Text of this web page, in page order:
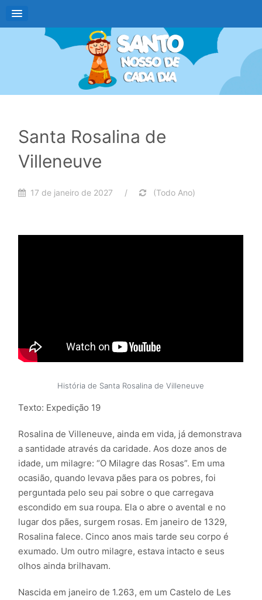
Santa Rosalina de
Villeneuve
17 de janeiro de 2027 / (Todo Ano)
História de Santa Rosalina de Villeneuve
Texto: Expedição 19
Rosalina de Villeneuve, ainda em vida, já demonstrava
a santidade através da caridade. Aos doze anos de
idade, um milagre: “O Milagre das Rosas”. Em uma
ocasião, quando levava pães para os pobres, foi
perguntada pelo seu pai sobre o que carregava
escondido em sua roupa. Ela o abre o avental e no
lugar dos pães, surgem rosas. Em janeiro de 1329,
Rosalina falece. Cinco anos mais tarde seu corpo é
exumado. Um outro milagre, estava intacto e seus
olhos ainda brilhavam.
Nascida em janeiro de 1.263, em um Castelo de Les